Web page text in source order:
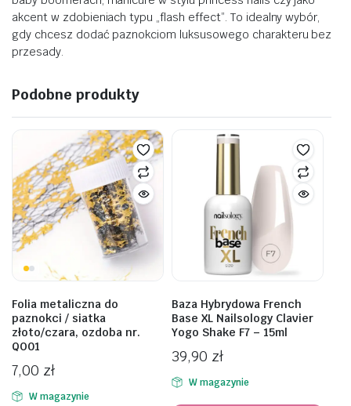
akcent w zdobieniach typu „flash effect”. To idealny wybór,
gdy chcesz dodać paznokciom luksusowego charakteru bez
przesady.
Podobne produkty
Folia metaliczna do
paznokci / siatka
złoto/czara, ozdoba nr.
QO01
7,00 zł
W magazynie
Baza Hybrydowa French
Base XL Nailsology Clavier
Yogo Shake F7 – 15ml
39,90 zł
W magazynie